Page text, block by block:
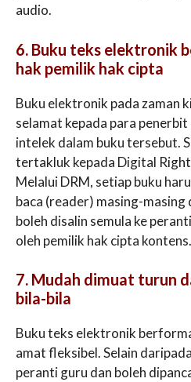
audio.
6. Buku teks elektronik
hak pemilik hak cipta
Buku elektronik pada zaman
selamat kepada para
intelek dalam buku tersebut.
tertakluk kepada Digital
Melalui DRM, setiap buku
baca (reader) masing-
boleh disalin semula ke
oleh pemilik hak cipta kontens.
7. Mudah dimuat turun
bila-bila
Buku teks elektronik
amat fleksibel. Selain
peranti guru dan boleh